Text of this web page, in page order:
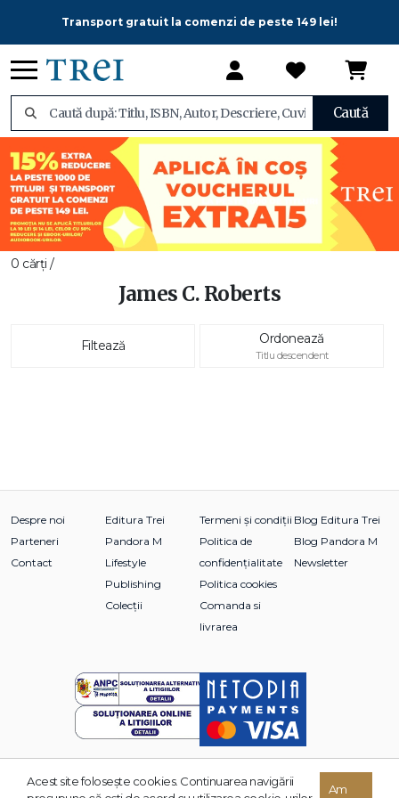
Transport gratuit la comenzi de peste 149 lei!
Caută
0 cărți /
James C. Roberts
Filtează Ordonează
Titlu descendent
Despre noi
Parteneri
Contact
Editura Trei
Pandora M
Lifestyle
Publishing
Colecții
Termeni și condiții
Politica de
confidențialitate
Politica cookies
Comanda si
livrarea
Blog Editura Trei
Blog Pandora M
Newsletter
© 2026 Grupul Editorial TREI. Toate drepturile rezervate.
Acest site foloseşte cookies. Continuarea navigării
Am